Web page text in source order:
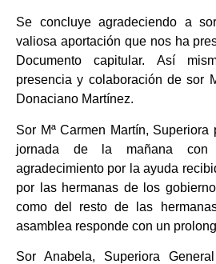
Se concluye agradeciendo a
valiosa aportación que nos ha
Documento capitular. Así
presencia y colaboración de sor
Donaciano Martínez.
Sor Mª Carmen Martín,
jornada de la mañana con
agradecimiento por la ayuda
por las hermanas de los
como del resto de las
asamblea responde con un
Sor Anabela, Superiora